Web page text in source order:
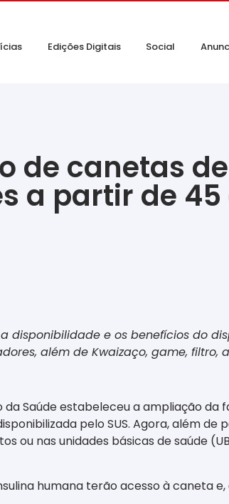
Edições Digitais Social
de canetas
a partir de 45
e os benefícios do
além de Kwaizaço, game, filtro,
da Saúde estabeleceu a ampliação
pelo SUS. Agora, além de
ou nas unidades básicas de saúde
humana terão acesso à caneta e,